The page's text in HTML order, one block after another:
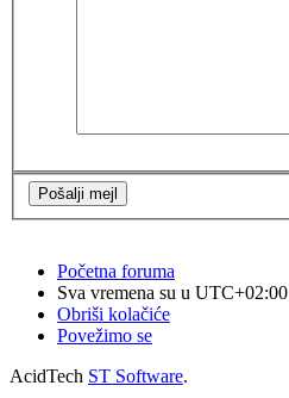
Početna foruma
Sva vremena su u UTC+02:00
Obriši kolačiće
Povežimo se
AcidTech ST Software.